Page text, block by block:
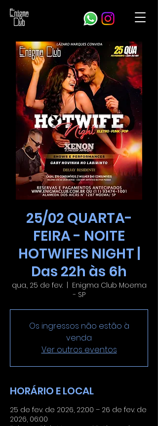
25/02 QUARTA-
FEIRA - NOITE
HOTWIFES NIGHT |
Das 22h às 6h
qua., 25 de fev.
  |
Enigma Club Moema
- SP
Os ingressos não estão à
venda
Ver outros eventos
HORÁRIO E LOCAL
25 de fev. de 2026, 22:00 – 26 de fev. de
2026, 06:00